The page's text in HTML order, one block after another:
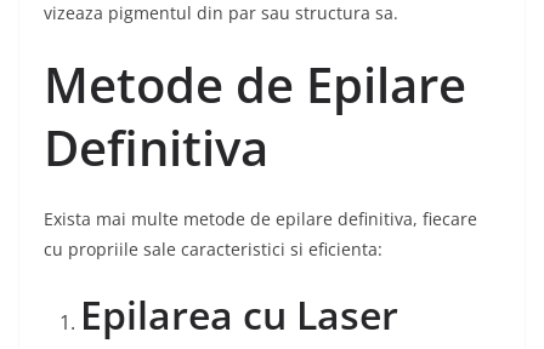
vizeaza pigmentul din par sau structura sa.
Metode de Epilare
Definitiva
Exista mai multe metode de epilare definitiva, fiecare
cu propriile sale caracteristici si eficienta:
Epilarea cu Laser